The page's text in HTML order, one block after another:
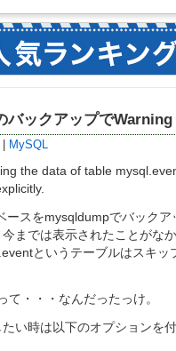
バックアップでWarning
MySQL
the data of table
ースをmysqldumpでバック
までは表示されたことがな
というテーブルはスキッ
て・・・なんだったっけ。
い時は以下のオプションを